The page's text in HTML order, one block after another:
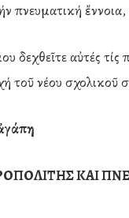
πνευματική
δεχθεῖτε αὐτές
τοῦ νέου σχολικοῦ
ΚΑΙ